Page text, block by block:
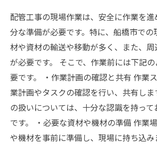
配管工事の現場作業は、安全に作業を
分な準備が必要です。特に、船橋市での
材や資材の輸送や移動が多く、また、
が必要です。 そこで、作業前には下記
要です。 ・作業計画の確認と共有 作業
業計画やタスクの確認を行い、共有し
の扱いについては、十分な認識を持っ
です。 ・必要な資材や機材の準備 作業
や機材を事前に準備し、現場に持ち込み